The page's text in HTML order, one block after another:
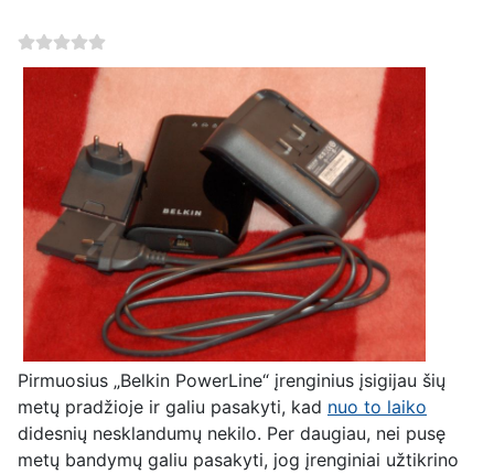
Pirmuosius „Belkin PowerLine“ įrenginius įsigijau šių
metų pradžioje ir galiu pasakyti, kad nuo to laiko
didesnių nesklandumų nekilo. Per daugiau, nei pusę
metų bandymų galiu pasakyti, jog įrenginiai užtikrino